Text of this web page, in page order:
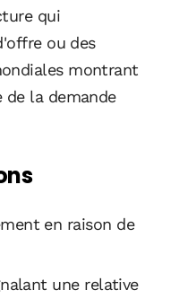
qui
ou des
montrant
de la demande
en raison de
une relative